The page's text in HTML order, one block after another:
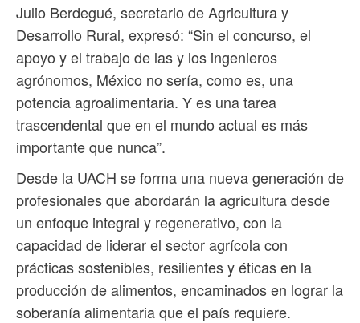
Julio Berdegué, secretario de Agricultura y
Desarrollo Rural, expresó: “Sin el concurso, el
apoyo y el trabajo de las y los ingenieros
agrónomos, México no sería, como es, una
potencia agroalimentaria. Y es una tarea
trascendental que en el mundo actual es más
importante que nunca”.
Desde la UACH se forma una nueva generación de
profesionales que abordarán la agricultura desde
un enfoque integral y regenerativo, con la
capacidad de liderar el sector agrícola con
prácticas sostenibles, resilientes y éticas en la
producción de alimentos, encaminados en lograr la
soberanía alimentaria que el país requiere.